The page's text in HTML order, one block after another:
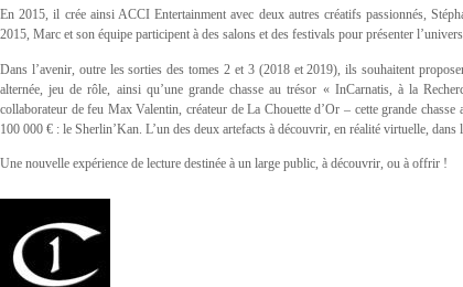
En 2015, il crée ainsi ACCI Entertainment avec deux autres créatifs passionnés,
2015, Marc et son équipe participent à des salons et des festivals pour présenter
Dans l’avenir, outre les sorties des tomes 2 et 3 (2018 et 2019), ils souhaitent
alternée, jeu de rôle, ainsi qu’une grande chasse au trésor « InCarnatis, à la
collaborateur de feu Max Valentin, créateur de La Chouette d’Or – cette grande
100 000 € : le Sherlin’Kan. L’un des deux artefacts à découvrir, en réalité virtuelle,
Une nouvelle expérience de lecture destinée à un large public, à découvrir, ou à offrir !